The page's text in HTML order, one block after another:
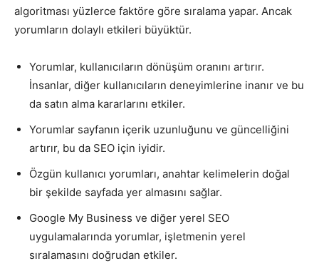
algoritması yüzlerce faktöre göre sıralama yapar. Ancak
yorumların dolaylı etkileri büyüktür.
Yorumlar, kullanıcıların dönüşüm oranını artırır.
İnsanlar, diğer kullanıcıların deneyimlerine inanır ve bu
da satın alma kararlarını etkiler.
Yorumlar sayfanın içerik uzunluğunu ve güncelliğini
artırır, bu da SEO için iyidir.
Özgün kullanıcı yorumları, anahtar kelimelerin doğal
bir şekilde sayfada yer almasını sağlar.
Google My Business ve diğer yerel SEO
uygulamalarında yorumlar, işletmenin yerel
sıralamasını doğrudan etkiler.